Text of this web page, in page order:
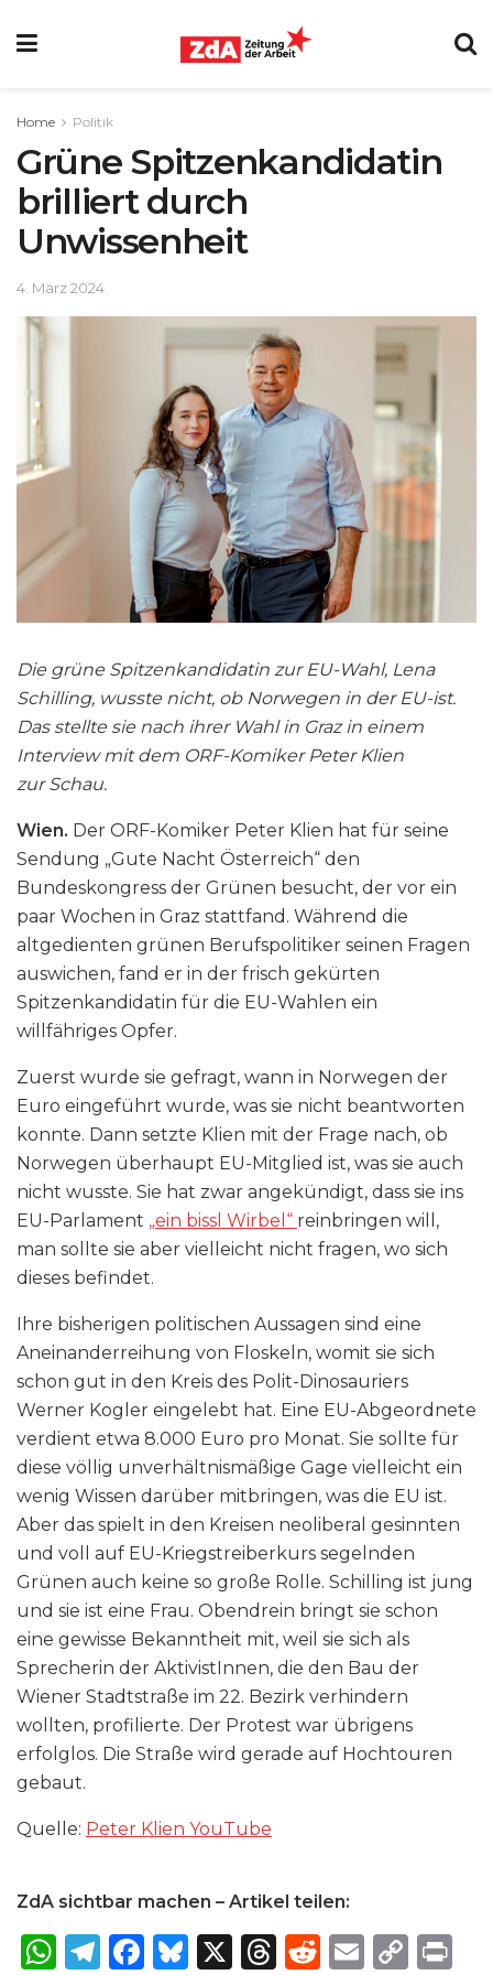
Home Politik
Grüne Spitzenkandidatin
brilliert durch
Unwissenheit
4. März 2024
Die grüne Spitzenkandidatin zur EU-Wahl, Lena
Schilling, wusste nicht, ob Norwegen in der EU-ist.
Das stellte sie nach ihrer Wahl in Graz in einem
Interview mit dem ORF-Komiker Peter Klien
zur Schau.
Wien. Der ORF-Komiker Peter Klien hat für seine
Sendung „Gute Nacht Österreich“ den
Bundeskongress der Grünen besucht, der vor ein
paar Wochen in Graz stattfand. Während die
altgedienten grünen Berufspolitiker seinen Fragen
auswichen, fand er in der frisch gekürten
Spitzenkandidatin für die EU-Wahlen ein
willfähriges Opfer.
Zuerst wurde sie gefragt, wann in Norwegen der
Euro eingeführt wurde, was sie nicht beantworten
konnte. Dann setzte Klien mit der Frage nach, ob
Norwegen überhaupt EU-Mitglied ist, was sie auch
nicht wusste. Sie hat zwar angekündigt, dass sie ins
EU-Parlament „ein bissl Wirbel“ reinbringen will,
man sollte sie aber vielleicht nicht fragen, wo sich
dieses befindet.
Ihre bisherigen politischen Aussagen sind eine
Aneinanderreihung von Floskeln, womit sie sich
schon gut in den Kreis des Polit-Dinosauriers
Werner Kogler eingelebt hat. Eine EU-Abgeordnete
verdient etwa 8.000 Euro pro Monat. Sie sollte für
diese völlig unverhältnismäßige Gage vielleicht ein
wenig Wissen darüber mitbringen, was die EU ist.
Aber das spielt in den Kreisen neoliberal gesinnten
und voll auf EU-Kriegstreiberkurs segelnden
Grünen auch keine so große Rolle. Schilling ist jung
und sie ist eine Frau. Obendrein bringt sie schon
eine gewisse Bekanntheit mit, weil sie sich als
Sprecherin der AktivistInnen, die den Bau der
Wiener Stadtstraße im 22. Bezirk verhindern
wollten, profilierte. Der Protest war übrigens
erfolglos. Die Straße wird gerade auf Hochtouren
gebaut.
Quelle: Peter Klien YouTube
ZdA sichtbar machen – Artikel teilen:
W T
F
B X
T
R
E
C